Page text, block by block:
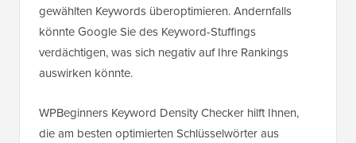
gewählten Keywords überoptimieren. Andernfalls
könnte Google Sie des Keyword-Stuffings
verdächtigen, was sich negativ auf Ihre Rankings
auswirken könnte.
WPBeginners Keyword Density Checker hilft Ihnen,
die am besten optimierten Schlüsselwörter aus